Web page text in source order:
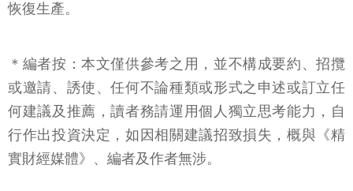
恢復生產。
＊編者按：本文僅供參考之用，並不構成要約、招攬
或邀請、誘使、任何不論種類或形式之申述或訂立任
何建議及推薦，讀者務請運用個人獨立思考能力，自
行作出投資決定，如因相關建議招致損失，概與《精
實財經媒體》、編者及作者無涉。